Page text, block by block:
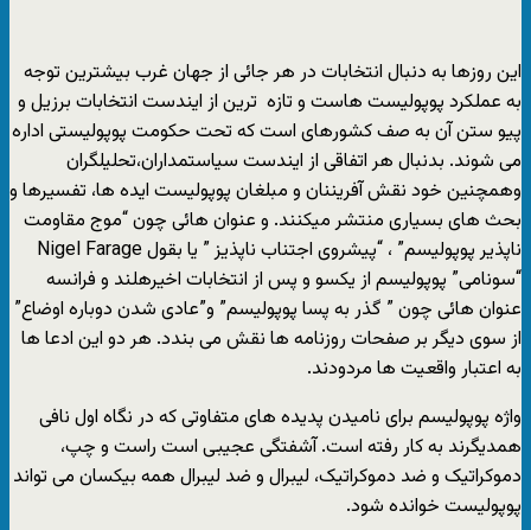
این روزها به دنبال انتخابات در هر جائی از جهان غرب بیشترین توجه
به عملکرد پوپولیست هاست و تازه ترین از ایندست انتخابات برزیل و
پیو ستن آن به صف کشورهای است که تحت حکومت پوپولیستی اداره
می شوند. بدنبال هر اتفاقی از ایندست سیاستمداران،تحلیلگران
وهمچنین خود نقش آفریننان و مبلغان پوپولیست ایده ها، تفسیرها و
بحث های بسیاری منتشر میکنند. و عنوان هائی چون “موج مقاومت
ناپذیر پوپولیسم” ، “پیشروی اجتناب ناپذیز ” یا بقول Nigel Farage
“سونامی” پوپولیسم از یکسو و پس از انتخابات اخیرهلند و فرانسه
عنوان هائی چون ” گذر به پسا پوپولیسم” و”عادی شدن دوباره اوضاع”
از سوی دیگر بر صفحات روزنامه ها نقش می بندد. هر دو این ادعا ها
به اعتبار واقعیت ها مردودند.
واژه پوپولیسم برای نامیدن پدیده های متفاوتی که در نگاه اول نافی
همدیگرند به کار رفته است. آشفتگی عجیبی است راست و چپ،
دموکراتیک و ضد دموکراتیک، لیبرال و ضد لیبرال همه بیکسان می تواند
پوپولیست خوانده شود.